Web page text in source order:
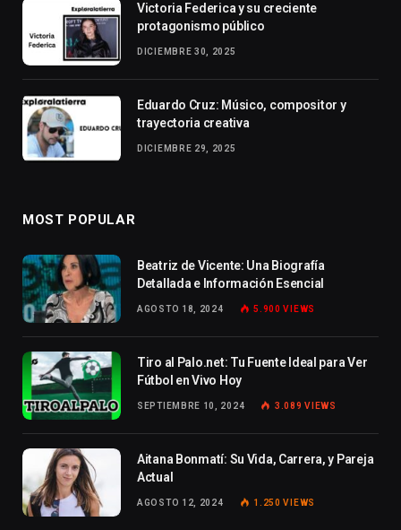
Victoria Federica y su creciente
protagonismo público
DICIEMBRE 30, 2025
Eduardo Cruz: Músico, compositor y
trayectoria creativa
DICIEMBRE 29, 2025
MOST POPULAR
Beatriz de Vicente: Una Biografía
Detallada e Información Esencial
AGOSTO 18, 2024 5.900VIEWS
Tiro al Palo.net: Tu Fuente Ideal para Ver
Fútbol en Vivo Hoy
SEPTIEMBRE 10, 2024 3.089VIEWS
Aitana Bonmatí: Su Vida, Carrera, y Pareja
Actual
AGOSTO 12, 2024 1.250VIEWS